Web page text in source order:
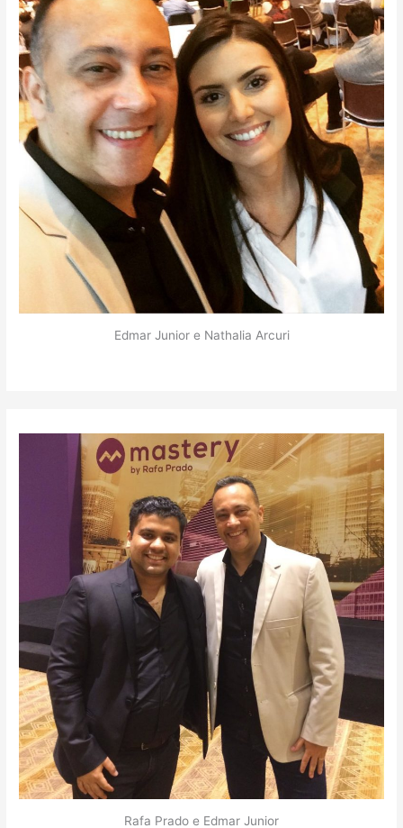
Edmar Junior e Nathalia Arcuri
Rafa Prado e Edmar Junior